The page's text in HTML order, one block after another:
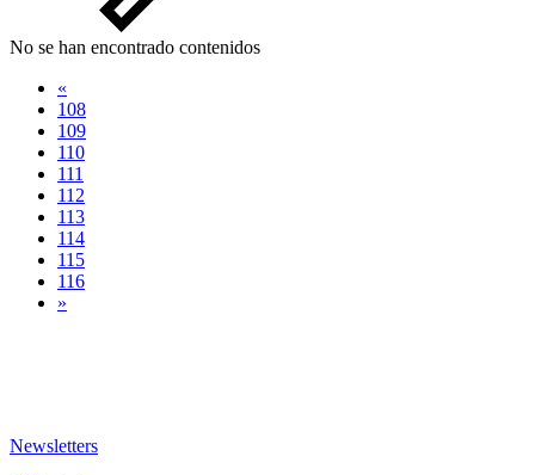
No se han encontrado contenidos
«
108
109
110
111
112
113
114
115
116
»
Newsletters